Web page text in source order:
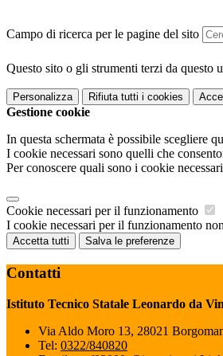
Campo di ricerca per le pagine del sito
Questo sito o gli strumenti terzi da questo
Personalizza Rifiuta tutti i cookies
Gestione cookie
In questa schermata è possibile scegliere
I cookie necessari sono quelli che
Per conoscere quali sono i cookie
Cookie necessari per il funzionamento
I cookie necessari per il funzionamento
Accetta tutti Salva le preferenze
Contatti
Istituto Tecnico Statale Leonardo da
Via Aldo Moro 13, 28021
Tel: 0322/840820